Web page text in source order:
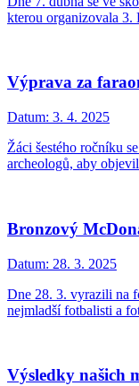
kterou organizovala 3.
Výprava za
Datum: 3. 4. 2025
Žáci šestého ročníku
archeologů, aby
Bronzový
Datum: 28. 3. 2025
Dne 28. 3. vyrazili na
nejmladší fotbalisti a
Výsledky našich